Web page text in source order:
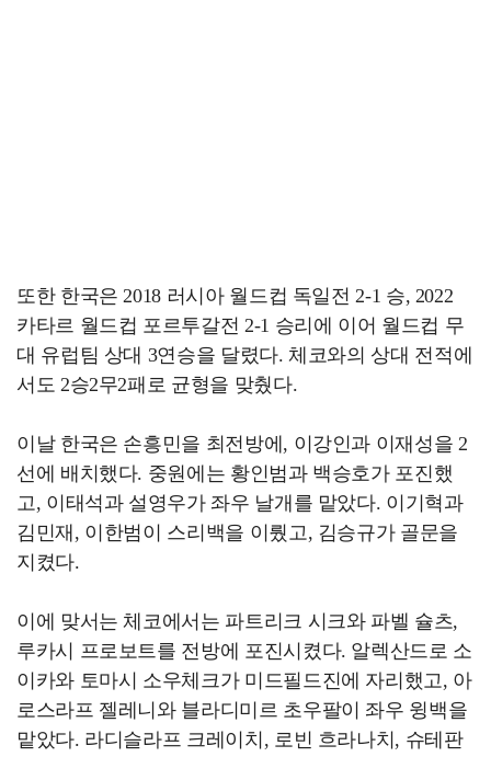
또한 한국은 2018 러시아 월드컵 독일전 2-1 승, 2022
카타르 월드컵 포르투갈전 2-1 승리에 이어 월드컵 무
대 유럽팀 상대 3연승을 달렸다. 체코와의 상대 전적에
서도 2승2무2패로 균형을 맞췄다.
이날 한국은 손흥민을 최전방에, 이강인과 이재성을 2
선에 배치했다. 중원에는 황인범과 백승호가 포진했
고, 이태석과 설영우가 좌우 날개를 맡았다. 이기혁과
김민재, 이한범이 스리백을 이뤘고, 김승규가 골문을
지켰다.
이에 맞서는 체코에서는 파트리크 시크와 파벨 슐츠,
루카시 프로보트를 전방에 포진시켰다. 알렉산드로 소
이카와 토마시 소우체크가 미드필드진에 자리했고, 아
로스라프 젤레니와 블라디미르 초우팔이 좌우 윙백을
맡았다. 라디슬라프 크레이치, 로빈 흐라나치, 슈테판